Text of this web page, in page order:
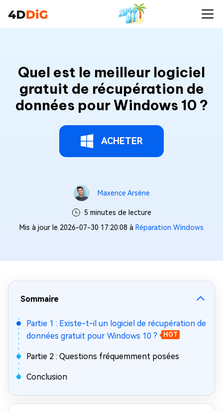
Quel est le meilleur logiciel
gratuit de récupération de
données pour Windows 10 ?
ACHETER
Maxence Arsène
5 minutes de lecture
Mis à jour le 2026-07-30 17:20:08 à Réparation Windows
Sommaire
Partie 1 : Existe-t-il un logiciel de récupération de
données gratuit pour Windows 10 ?
HOT
Partie 2 : Questions fréquemment posées
Conclusion